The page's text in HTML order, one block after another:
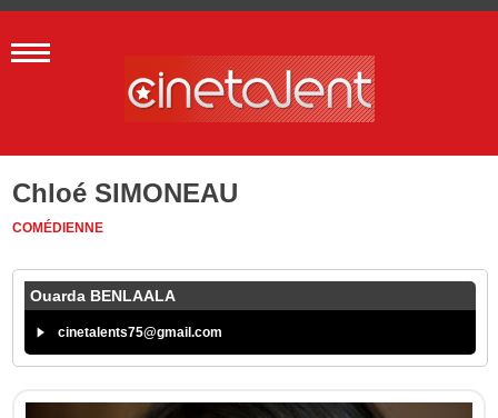
Chloé SIMONEAU
COMÉDIENNE
Ouarda BENLAALA
cinetalents75@gmail.com